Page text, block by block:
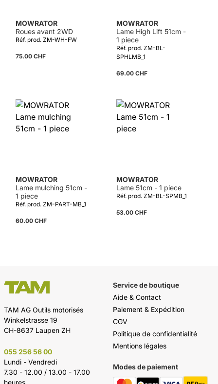
MOWRATOR
Roues avant 2WD
Réf. prod. ZM-WH-FW
75.00 CHF
MOWRATOR
Lame High Lift 51cm -
1 piece
Réf. prod. ZM-BL-
SPHLMB_1
69.00 CHF
MOWRATOR
Lame mulching 51cm -
1 piece
Réf. prod. ZM-PART-MB_1
60.00 CHF
MOWRATOR
Lame 51cm - 1 piece
Réf. prod. ZM-BL-SPMB_1
53.00 CHF
TAM AG Outils motorisés
Winkelstrasse 19
CH-8637 Laupen ZH
055 256 56 00
Lundi - Vendredi
7.30 - 12.00 / 13.00 - 17.00
heures
Service de boutique
Aide & Contact
Paiement & Expédition
CGV
Politique de confidentialité
Mentions légales
Modes de paiement